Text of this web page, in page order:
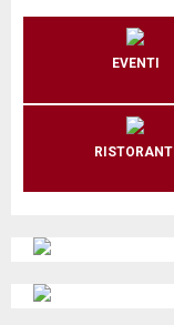
EVENTI
RISTORANTI